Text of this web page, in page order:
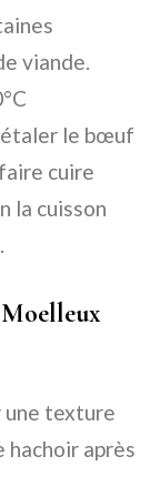
viande.
étaler le bœuf
cuire
la cuisson
une texture
après